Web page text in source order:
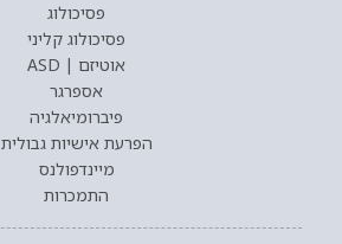
פסיכולוג
פסיכולוג קליני
אוטיזם | ASD
אספרגר
פיברומיאלגיה
הפרעת אישיות גבולית
מיינדפולנס
התמכרות